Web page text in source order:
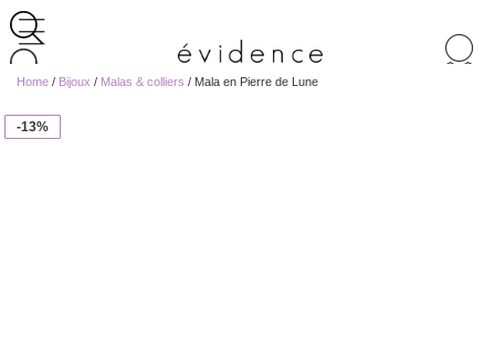
de
Home / Bijoux / Malas & colliers / Mala en Pierre de Lune
-13%